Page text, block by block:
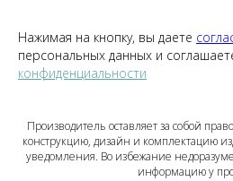
Нажимая на кнопку, вы даете
персональных данных и
конфиденциальности
Производитель оставляет за собой
конструкцию, дизайн и комплектацию
уведомления. Во избежание
информацию у